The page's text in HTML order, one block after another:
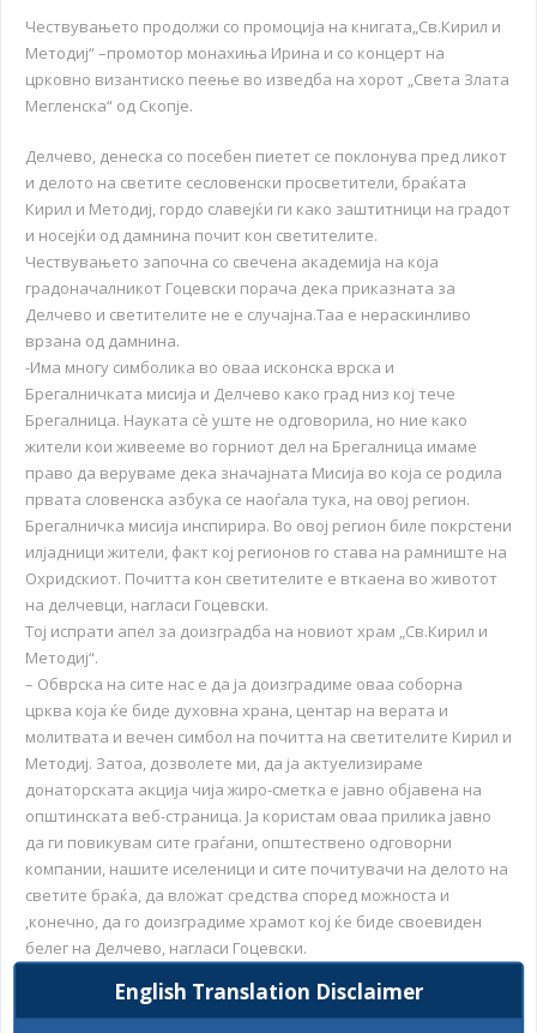
Чествувањето продолжи со промоција на книгата„Св.Кирил и
Методиј“ –промотор монахиња Ирина и со концерт на
црковно византиско пеење во изведба на хорот „Света Злата
Мегленска“ од Скопје.
Делчево, денеска со посебен пиетет се поклонува пред ликот
и делото на светите сесловенски просветители, браќата
Кирил и Методиј, гордо славејќи ги како заштитници на градот
и носејќи од дамнина почит кон светителите.
Чествувањето започна со свечена академија на која
градоначалникот Гоцевски порача дека приказната за
Делчево и светителите не е случајна.Таа е нераскинливо
врзана од дамнина.
-Има многу симболика во оваа исконска врска и
Брегалничката мисија и Делчево како град низ кој тече
Брегалница. Науката сѐ уште не одговорила, но ние како
жители кои живееме во горниот дел на Брегалница имаме
право да веруваме дека значајната Мисија во која се родила
првата словенска азбука се наоѓала тука, на овој регион.
Брегалничка мисија инспирира. Во овој регион биле покрстени
илјадници жители, факт кој регионов го става на рамниште на
Охридскиот. Почитта кон светителите е вткаена во животот
на делчевци, нагласи Гоцевски.
Тој испрати апел за доизградба на новиот храм „Св.Кирил и
Методиј“.
– Обврска на сите нас е да ја доизградиме оваа соборна
црква која ќе биде духовна храна, центар на верата и
молитвата и вечен симбол на почитта на светителите Кирил и
Методиј. Затоа, дозволете ми, да ја актуелизираме
донаторската акција чија жиро-сметка е јавно објавена на
општинската веб-страница. Ја користам оваа прилика јавно
да ги повикувам сите граѓани, општествено одговорни
компании, нашите иселеници и сите почитувачи на делото на
светите браќа, да вложат средства според можноста и
,конечно, да го доизградиме храмот кој ќе биде своевиден
белег на Делчево, нагласи Гоцевски.
Стојменовски кој ја потенцираше светата улога на солунските
English Translation Disclaimer